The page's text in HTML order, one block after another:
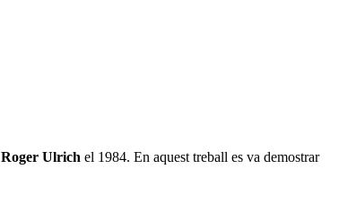
Roger Ulrich el 1984. En aquest treball es va demostrar